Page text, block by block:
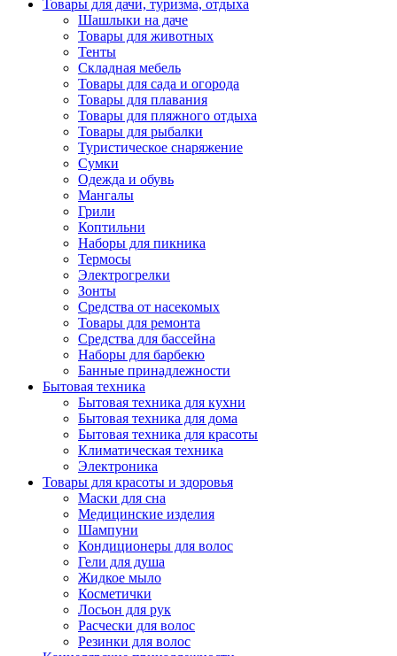
Товары для дачи, туризма, отдыха
Шашлыки на даче
Товары для животных
Тенты
Складная мебель
Товары для сада и огорода
Товары для плавания
Товары для пляжного отдыха
Товары для рыбалки
Туристическое снаряжение
Сумки
Одежда и обувь
Мангалы
Грили
Коптильни
Наборы для пикника
Термосы
Электрогрелки
Зонты
Средства от насекомых
Товары для ремонта
Средства для бассейна
Наборы для барбекю
Банные принадлежности
Бытовая техника
Бытовая техника для кухни
Бытовая техника для дома
Бытовая техника для красоты
Климатическая техника
Электроника
Товары для красоты и здоровья
Маски для сна
Медицинские изделия
Шампуни
Кондиционеры для волос
Гели для душа
Жидкое мыло
Косметички
Лосьон для рук
Расчески для волос
Резинки для волос